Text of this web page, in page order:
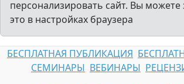
персонализировать сайт. Вы можете
это в настройках браузера
БЕСПЛАТНАЯ ПУБЛИКАЦИЯ
СЕМИНАРЫ ВЕБИНАРЫ